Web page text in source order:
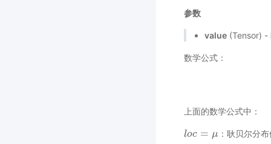
参数
value (Tensor) -
数学公式：
上面的数学公式中：
loc = μ
loc= μ ：耿贝尔分